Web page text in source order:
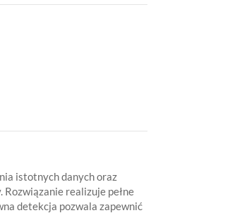
istotnych danych oraz
realizuje pełne
detekcja pozwala zapewnić